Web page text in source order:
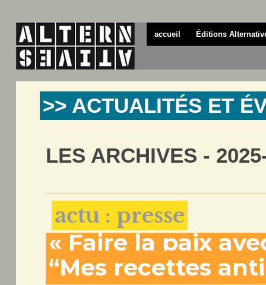
accueil Éditions
>> ACTUALITÉS ET
LES ARCHIVES -
actu : presse
« Faire la paix
“Mes recettes